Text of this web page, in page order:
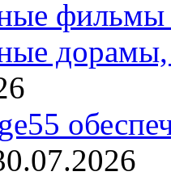
фильмы
дорамы,